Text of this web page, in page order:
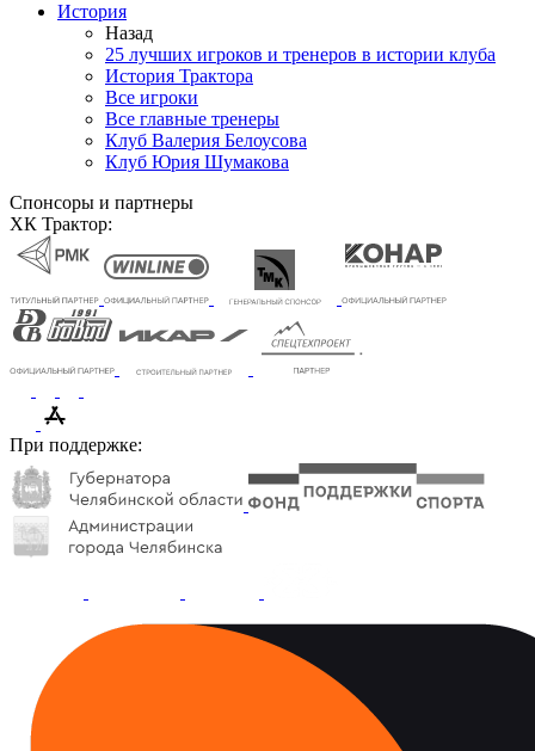
История
Назад
25 лучших игроков и тренеров в истории клуба
История Трактора
Все игроки
Все главные тренеры
Клуб Валерия Белоусова
Клуб Юрия Шумакова
Спонсоры и партнеры
ХК Трактор:
При поддержке: